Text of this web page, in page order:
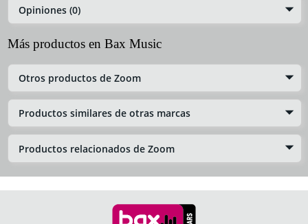
Opiniones (0)
Más productos en Bax Music
Otros productos de Zoom
Productos similares de otras marcas
Productos relacionados de Zoom